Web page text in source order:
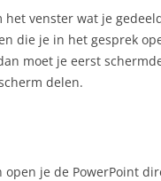
het venster wat je
die je in het gesprek
moet je eerst
delen.
open je de PowerPoint